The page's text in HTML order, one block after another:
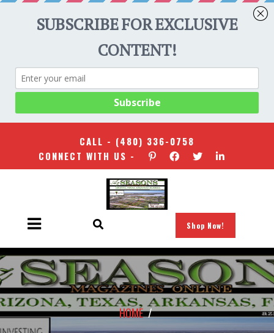
CALL - (480) 336-0758
CONNECT WITH US -
Shop Now!
HOME/